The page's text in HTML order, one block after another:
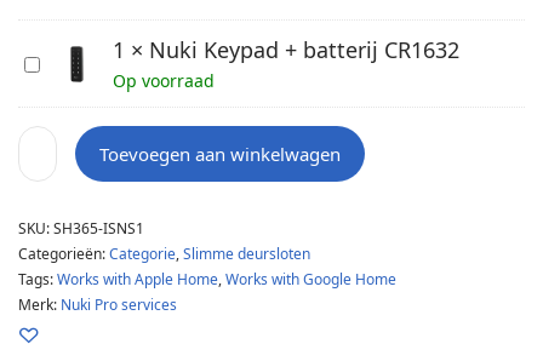
N
k
K
y
p
a
d
1 × Nuki Keypad + batterij CR1632
Op voorraad
Toevoegen aan winkelwagen
SKU:SH365-ISNS1
Categorieën:Categorie,Slimme deursloten
Tags:Works with Apple Home,Works with Google Home
Merk: Nuki Pro services